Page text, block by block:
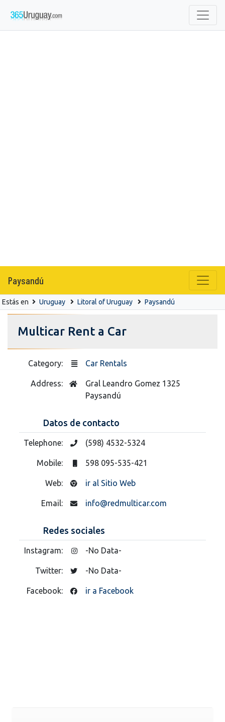
Paysandú
Estás en Uruguay Litoral of Uruguay Paysandú
Multicar Rent a Car
Category: Car Rentals
Address:
Gral Leandro Gomez 1325
Paysandú
Datos de contacto
Telephone: (598) 4532-5324
Mobile: 598 095-535-421
Web: ir al Sitio Web
Email: info@redmulticar.com
Redes sociales
Instagram: -No Data-
Twitter: -No Data-
Facebook: ir a Facebook